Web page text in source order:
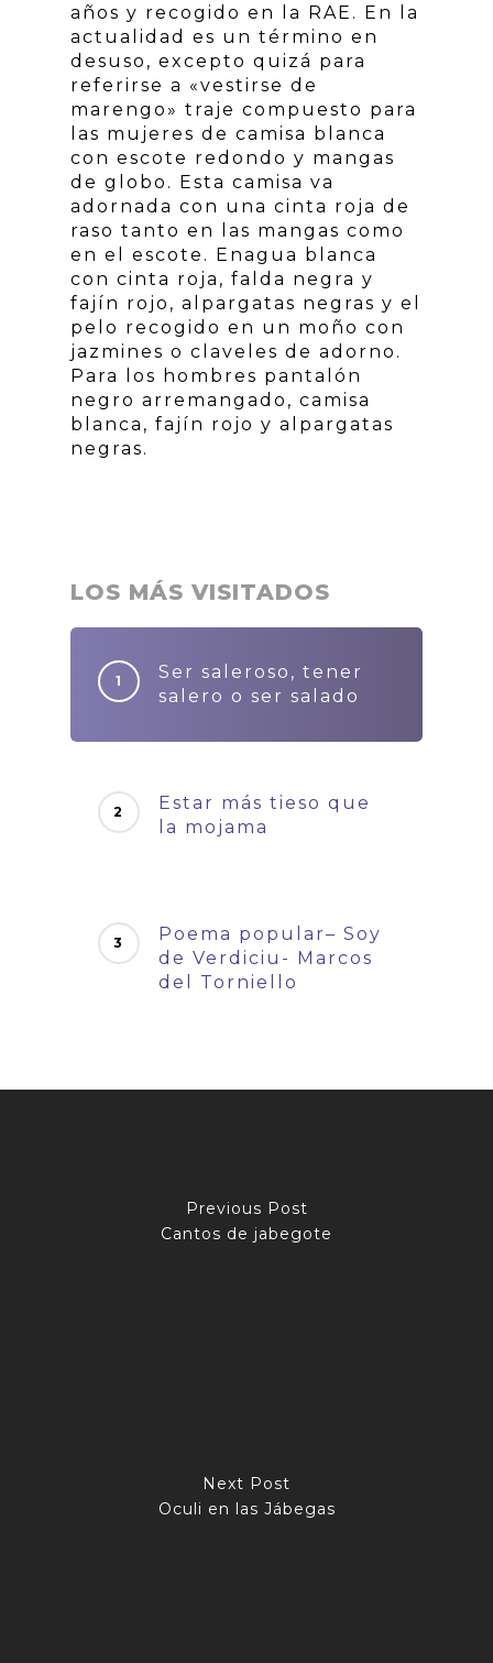
años y recogido en la RAE. En la
actualidad es un término en
desuso, excepto quizá para
referirse a «vestirse de
marengo» traje compuesto para
las mujeres de camisa blanca
con escote redondo y mangas
de globo. Esta camisa va
adornada con una cinta roja de
raso tanto en las mangas como
en el escote. Enagua blanca
con cinta roja, falda negra y
fajín rojo, alpargatas negras y el
pelo recogido en un moño con
jazmines o claveles de adorno.
Para los hombres pantalón
negro arremangado, camisa
blanca, fajín rojo y alpargatas
negras.
LOS MÁS VISITADOS
Ser saleroso, tener
salero o ser salado
Estar más tieso que
la mojama
Poema popular– Soy
de Verdiciu- Marcos
del Torniello
Previous Post
Cantos de jabegote
Next Post
Oculi en las Jábegas